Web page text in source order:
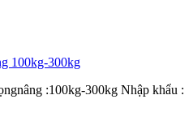
:100kg-300kg Nhập khẩu :